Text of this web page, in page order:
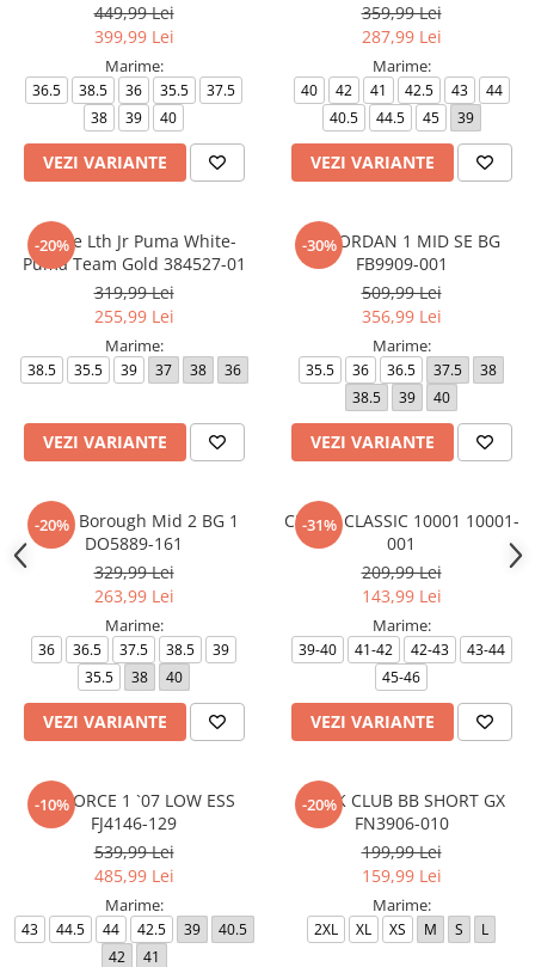
449,99 Lei
399,99 Lei
Marime:
36.5 38.5 36 35.5
37.5
38
39 40
VEZI VARIANTE
359,99 Lei
287,99 Lei
Marime:
40 42 41 42.5 43
44
40.5
44.5 45 39
VEZI VARIANTE
-20%
Mayze Lth Jr Puma White-
Puma Team Gold 384527-01
319,99 Lei
255,99 Lei
Marime:
38.5 35.5 39 37 38 36
VEZI VARIANTE
-30%
AIR JORDAN 1 MID SE BG
FB9909-001
509,99 Lei
356,99 Lei
Marime:
35.5 36 36.5 37.5
38
38.5
39 40
VEZI VARIANTE
-20%
Court Borough Mid 2 BG 1
DO5889-161
329,99 Lei
263,99 Lei
Marime:
36 36.5 37.5 38.5
39
35.5
38 40
VEZI VARIANTE
-31%
CROCS CLASSIC 10001 10001-
001
209,99 Lei
143,99 Lei
Marime:
39-40 41-42 42-43
43-44
45-46
VEZI VARIANTE
-10%
AIR FORCE 1 `07 LOW ESS
FJ4146-129
539,99 Lei
485,99 Lei
Marime:
43 44.5 44 42.5 39
40.5
42
41
-20%
M N K CLUB BB SHORT GX
FN3906-010
199,99 Lei
159,99 Lei
Marime:
2XL XL XS M S L